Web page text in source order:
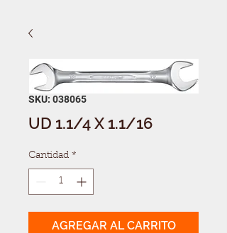
SKU: 038065
UD 1.1/4 X 1.1/16
Cantidad *
AGREGAR AL CARRITO